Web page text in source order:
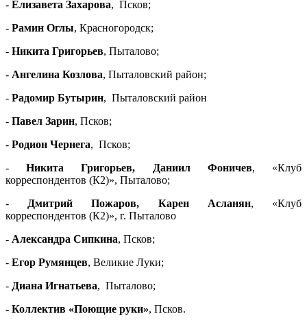
- Елизавета Захарова, Псков;
- Рамин Оглы, Красногородск;
- Никита Григорьев, Пыталово;
- Ангелина Козлова, Пыталовский район;
- Радомир Бутырин, Пыталовский район
- Павел Зарин, Псков;
- Родион Чернега, Псков;
-Никита Григорьев, Даниил Фоничев, «Клуб
корреспондентов (К2)», Пыталово;
-
Дмитрий Пожаров, Карен Асланян, «Клуб
корреспондентов (К2)», г. Пыталово
- Александра Сипкина, Псков;
- Егор Румянцев, Великие Луки;
- Диана Игнатьева, Пыталово;
- Коллектив «Поющие руки», Псков.